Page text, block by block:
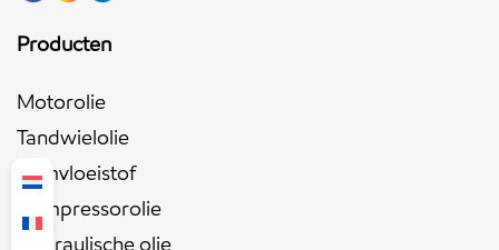
Producten
Motorolie
Tandwielolie
Remvloeistof
Compressorolie
Hydraulische olie